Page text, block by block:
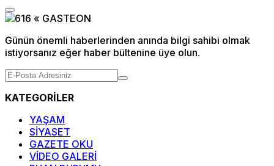
Günün önemli haberlerinden anında bilgi sahibi olmak
istiyorsanız eğer haber bültenine üye olun.
KATEGORİLER
YAŞAM
SİYASET
GAZETE OKU
VİDEO GALERİ